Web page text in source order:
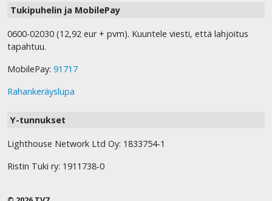
Tukipuhelin ja MobilePay
0600-02030 (12,92 eur + pvm). Kuuntele viesti, että lahjoitus
tapahtuu.
MobilePay: 91717
Rahankeräyslupa
Y-tunnukset
Lighthouse Network Ltd Oy: 1833754-1
Ristin Tuki ry: 1911738-0